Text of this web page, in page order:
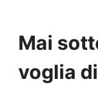
Mai
voglia